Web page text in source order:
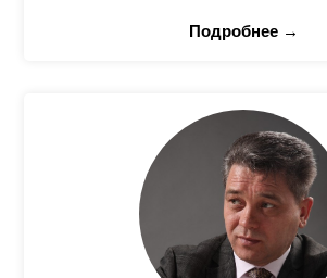
Подробнее →